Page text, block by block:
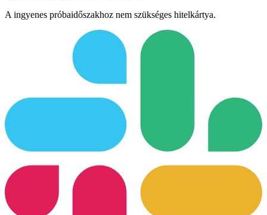
A ingyenes próbaidőszakhoz nem szükséges hitelkártya.